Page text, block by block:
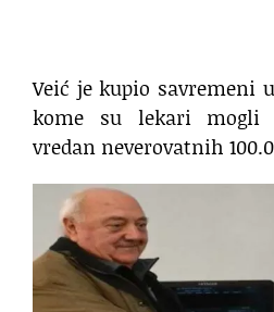
Veić je kupio savremeni
kome su lekari mogli
vredan neverovatnih